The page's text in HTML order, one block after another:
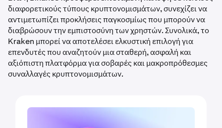
διαφορετικούς τύπους κρυπτονομισμάτων, συνεχίζει να
αντιμετωπίζει προκλήσεις παγκοσμίως που μπορούν να
διαβρώσουν την εμπιστοσύνη των χρηστών. Συνολικά, το
Kraken μπορεί να αποτελέσει ελκυστική επιλογή για
επενδυτές που αναζητούν μια σταθερή, ασφαλή και
αξιόπιστη πλατφόρμα για σοβαρές και μακροπρόθεσμες
συναλλαγές κρυπτονομισμάτων.